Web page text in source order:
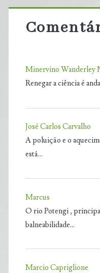
Minervino Wanderley
Renegar a ciência é
José Carlos Carvalho
A poluição e o
está…
Marcus
O rio Potengi ,
balneabilidade…
Marcio Capriglione